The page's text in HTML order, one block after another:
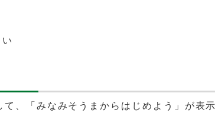
て、「みなみそうまからはじめよう」が表